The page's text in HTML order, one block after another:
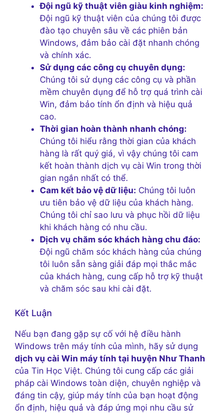
Đội ngũ kỹ thuật viên giàu kinh nghiệm:
Đội ngũ kỹ thuật viên của chúng tôi được
đào tạo chuyên sâu về các phiên bản
Windows, đảm bảo cài đặt nhanh chóng
và chính xác.
Sử dụng các công cụ chuyên dụng:
Chúng tôi sử dụng các công cụ và phần
mềm chuyên dụng để hỗ trợ quá trình cài
Win, đảm bảo tính ổn định và hiệu quả
cao.
Thời gian hoàn thành nhanh chóng:
Chúng tôi hiểu rằng thời gian của khách
hàng là rất quý giá, vì vậy chúng tôi cam
kết hoàn thành dịch vụ cài Win trong thời
gian ngắn nhất có thể.
Cam kết bảo vệ dữ liệu: Chúng tôi luôn
ưu tiên bảo vệ dữ liệu của khách hàng.
Chúng tôi chỉ sao lưu và phục hồi dữ liệu
khi khách hàng có nhu cầu.
Dịch vụ chăm sóc khách hàng chu đáo:
Đội ngũ chăm sóc khách hàng của chúng
tôi luôn sẵn sàng giải đáp mọi thắc mắc
của khách hàng, cung cấp hỗ trợ kỹ thuật
và chăm sóc sau khi cài đặt.
Kết Luận
Nếu bạn đang gặp sự cố với hệ điều hành
Windows trên máy tính của mình, hãy sử dụng
dịch vụ cài Win máy tính tại huyện Như Thanh
của Tin Học Việt. Chúng tôi cung cấp các giải
pháp cài Windows toàn diện, chuyên nghiệp và
đáng tin cậy, giúp máy tính của bạn hoạt động
ổn định, hiệu quả và đáp ứng mọi nhu cầu sử